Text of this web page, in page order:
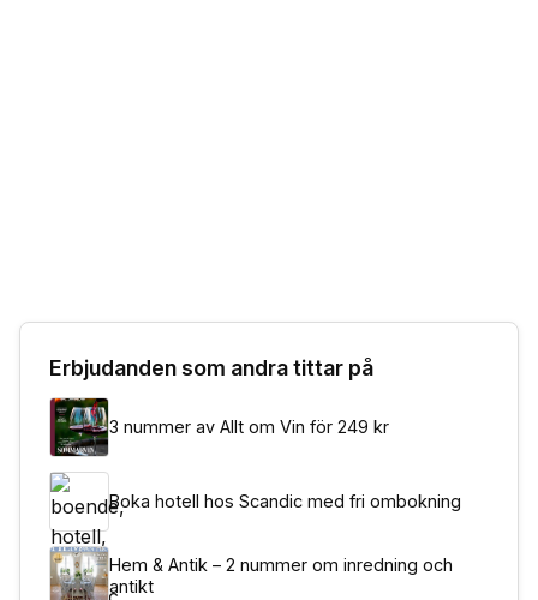
Erbjudanden som andra tittar på
3 nummer av Allt om Vin för 249 kr
Boka hotell hos Scandic med fri ombokning
Hem & Antik – 2 nummer om inredning och
antikt